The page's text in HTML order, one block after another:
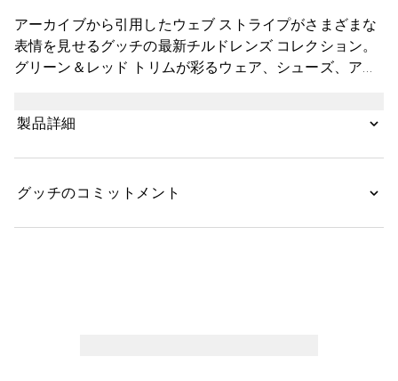
アーカイブから引用したウェブ ストライプがさまざまな
表情を見せるグッチの最新チルドレンズ コレクション。
グリーン＆レッド トリムが彩るウェア、シューズ、アク
ンツはフェルトコットンで仕立て、ウェブ ストライプ ニ
製品詳細
グッチのコミットメント